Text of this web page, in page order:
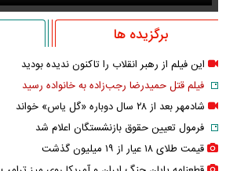
برگزیده ها
این فیلم از رهبر انقلاب را تاکنون ندیده بودید
فیلم قتل حمیدرضا رجب‌زاده به خانواده رسید
شادمهر بعد از ۲۸ سال دوباره «گل یاس» خواند
فرمول تعیین حقوق بازنشستگان اعلام شد
قیمت طلای ۱۸ عیار از ۱۹ میلیون گذشت